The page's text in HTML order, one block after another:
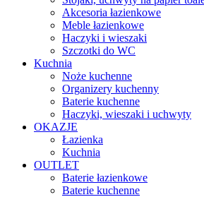
Akcesoria łazienkowe
Meble łazienkowe
Haczyki i wieszaki
Szczotki do WC
Kuchnia
Noże kuchenne
Organizery kuchenny
Baterie kuchenne
Haczyki, wieszaki i uchwyty
OKAZJE
Łazienka
Kuchnia
OUTLET
Baterie łazienkowe
Baterie kuchenne